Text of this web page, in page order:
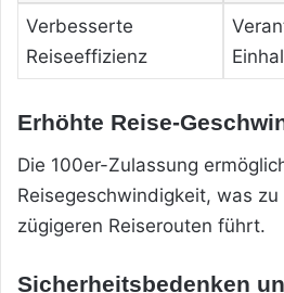
Verbesserte
Reiseeffizienz
Erhöhte Reise-
Die 100er-Zulassung
Reisegeschwindigkeit, was
zügigeren Reiserouten führt.
Sicherheitsbedenken